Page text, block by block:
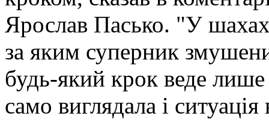
Ярослав Пасько. "У
за яким суперник
будь-який крок веде
само виглядала і